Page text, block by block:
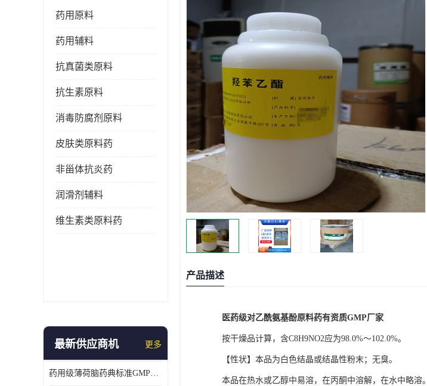
药用原料
药用辅料
抗真菌类原料
抗生素原料
消毒防腐剂原料
皮肤类原料药
非甾体抗炎药
润滑剂辅料
维生素类原料药
最新供应商机 更多
药用级薄荷脑药典标准GMP工厂
产品描述
医药级对乙酰氨基酚原料药有资质GMP厂家
按干燥品计算，含C8H9NO2应为98.0%～102.0%。
【性状】本品为白色结晶或结晶性粉末；无臭。
本品在热水或乙醇中易溶，在丙酮中溶解，在水中略溶。